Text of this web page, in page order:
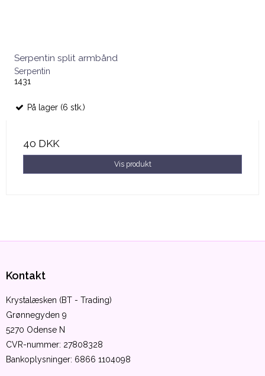
Serpentin split armbånd
Serpentin
1431
På lager (6 stk.)
40 DKK
Vis produkt
Kontakt
Krystalæsken (BT - Trading)
Grønnegyden 9
5270 Odense N
CVR-nummer: 27808328
Bankoplysninger: 6866 1104098